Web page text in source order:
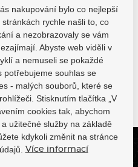
Test tréninkových
nahravačů!
Další videa
nakupování bylo co nejlepší
rychle našli to, co
a nezobrazovaly se vám
Abyste web viděli v
a nemuseli se pokaždé
potřebujeme souhlas se
- malých souborů, které se
Stisknutím tlačítka „V
cookies tak, abychom
užitečné služby na základě
kdykoli změnit na stránce
Více informací